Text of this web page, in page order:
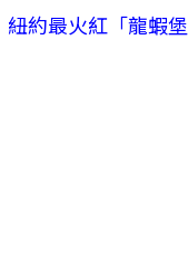
紐約最火紅「龍蝦